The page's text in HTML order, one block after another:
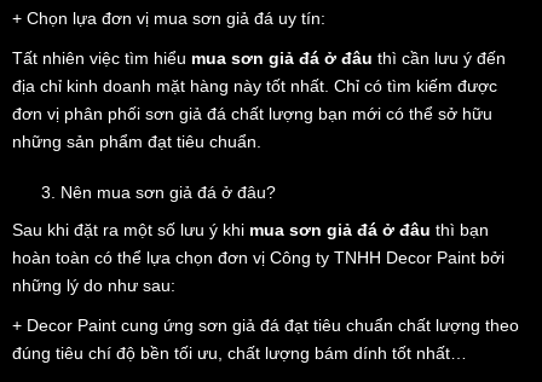
+ Chọn lựa đơn vị mua sơn giả đá uy tín:
Tất nhiên việc tìm hiểu mua sơn giả đá ở đâu thì cần lưu ý đến
địa chỉ kinh doanh mặt hàng này tốt nhất. Chỉ có tìm kiếm được
đơn vị phân phối sơn giả đá chất lượng bạn mới có thể sở hữu
những sản phẩm đạt tiêu chuẩn.
Nên mua sơn giả đá ở đâu?
Sau khi đặt ra một số lưu ý khi mua sơn giả đá ở đâu thì bạn
hoàn toàn có thể lựa chọn đơn vị Công ty TNHH Decor Paint bởi
những lý do như sau:
+ Decor Paint cung ứng sơn giả đá đạt tiêu chuẩn chất lượng theo
đúng tiêu chí độ bền tối ưu, chất lượng bám dính tốt nhất…